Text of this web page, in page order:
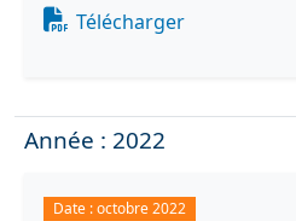
Document
Télécharger
Année : 2022
Date :octobre 2022